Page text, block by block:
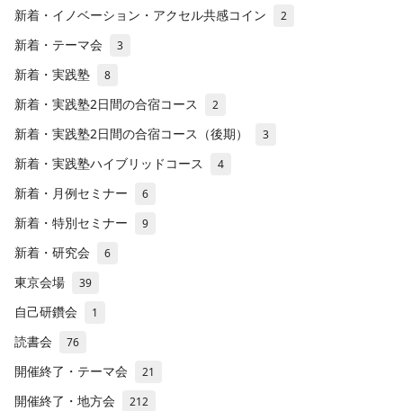
新着・イノベーション・アクセル共感コイン 2
新着・テーマ会 3
新着・実践塾 8
新着・実践塾2日間の合宿コース 2
新着・実践塾2日間の合宿コース（後期） 3
新着・実践塾ハイブリッドコース 4
新着・月例セミナー 6
新着・特別セミナー 9
新着・研究会 6
東京会場 39
自己研鑽会 1
読書会 76
開催終了・テーマ会 21
開催終了・地方会 212